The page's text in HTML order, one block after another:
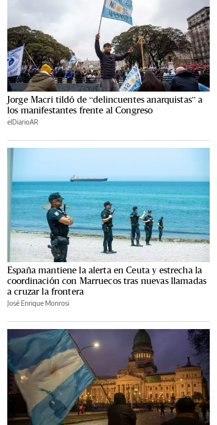
Jorge Macri tildó de “delincuentes anarquistas” a
los manifestantes frente al Congreso
elDiarioAR
España mantiene la alerta en Ceuta y estrecha la
coordinación con Marruecos tras nuevas llamadas
a cruzar la frontera
José Enrique Monrosi